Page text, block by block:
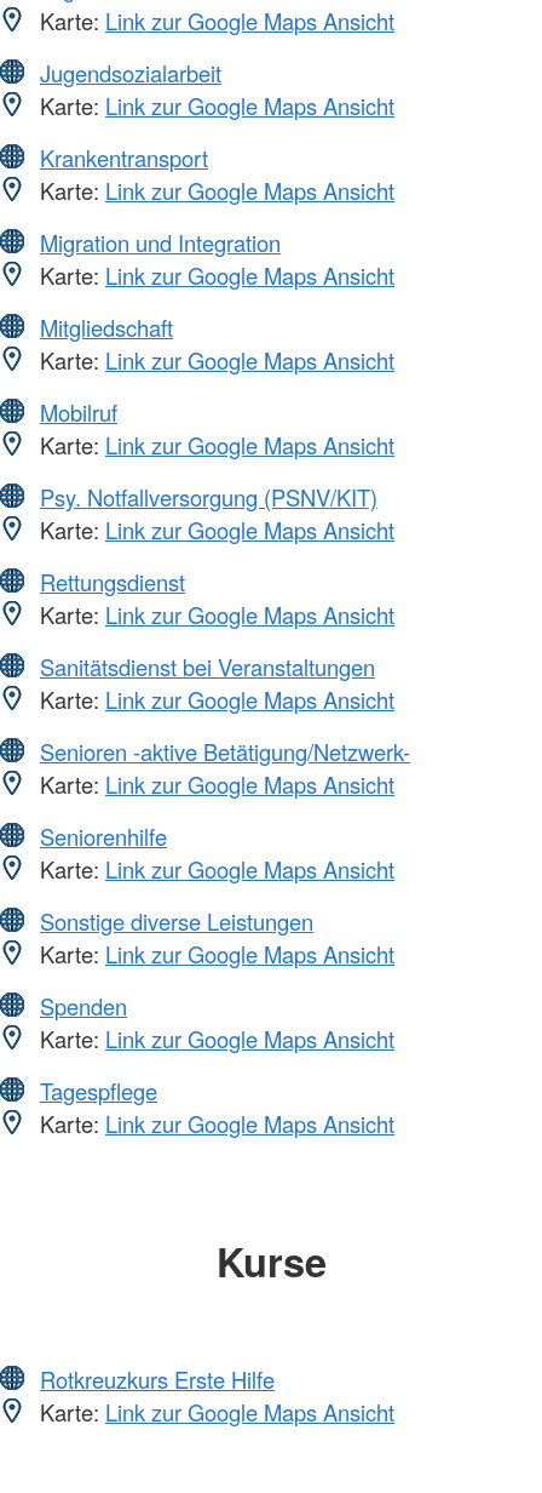
Karte: Link zur Google Maps Ansicht
Jugendsozialarbeit
Karte: Link zur Google Maps Ansicht
Krankentransport
Karte: Link zur Google Maps Ansicht
Migration und Integration
Karte: Link zur Google Maps Ansicht
Mitgliedschaft
Karte: Link zur Google Maps Ansicht
Mobilruf
Karte: Link zur Google Maps Ansicht
Psy. Notfallversorgung (PSNV/KIT)
Karte: Link zur Google Maps Ansicht
Rettungsdienst
Karte: Link zur Google Maps Ansicht
Sanitätsdienst bei Veranstaltungen
Karte: Link zur Google Maps Ansicht
Senioren -aktive Betätigung/Netzwerk-
Karte: Link zur Google Maps Ansicht
Seniorenhilfe
Karte: Link zur Google Maps Ansicht
Sonstige diverse Leistungen
Karte: Link zur Google Maps Ansicht
Spenden
Karte: Link zur Google Maps Ansicht
Tagespflege
Karte: Link zur Google Maps Ansicht
Kurse
Rotkreuzkurs Erste Hilfe
Karte: Link zur Google Maps Ansicht